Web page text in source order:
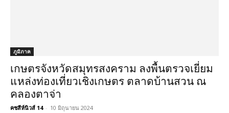
ภูมิภาค
เกษตรจังหวัดสมุทรสงคราม ลงพื้นตรวจเยี่ยม
แหล่งท่องเที่ยวเชิงเกษตร ตลาดบ้านสวน ณ
คลองตาจ่า
คชสีห์นิวส์ 14 - 10 มิถุนายน 2024